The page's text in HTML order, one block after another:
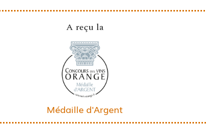
A reçu la
Médaille d'Argent